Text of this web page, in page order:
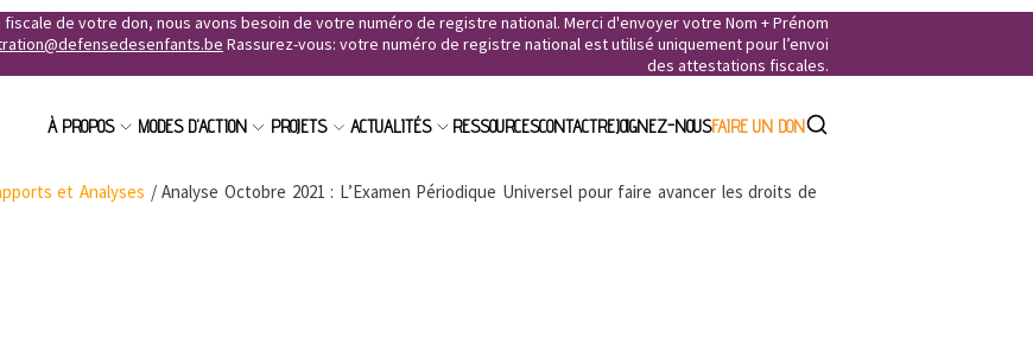
de votre don, nous avons besoin de votre numéro de registre national. Merci d'envoyer votre Nom + Prénom
Rassurez-vous: votre numéro de registre national est utilisé uniquement pour l’envoi
des attestations fiscales.
À PROPOS MODES D'ACTION PROJETS ACTUALITÉS RESSOURCESCONTACTREJOIGNEZ-NOUSFAIRE UN DON
et Analyses /Analyse Octobre 2021 : L’Examen Périodique Universel pour faire avancer les droits de